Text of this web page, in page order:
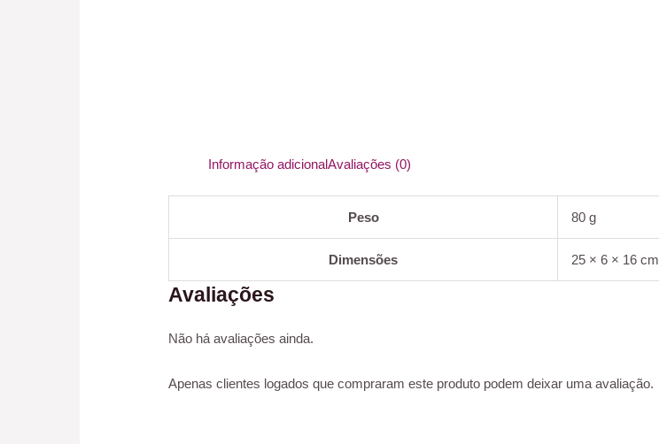
Informação adicionalAvaliações (0)
Peso 80 g
Dimensões 25 × 6 × 16 cm
Avaliações
Não há avaliações ainda.
Apenas clientes logados que compraram este produto podem deixar uma avaliação.